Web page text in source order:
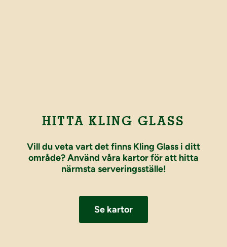
HITTA KLING GLASS
Vill du veta vart det finns Kling Glass i ditt
område? Använd våra kartor för att hitta
närmsta serveringsställe!
Se kartor